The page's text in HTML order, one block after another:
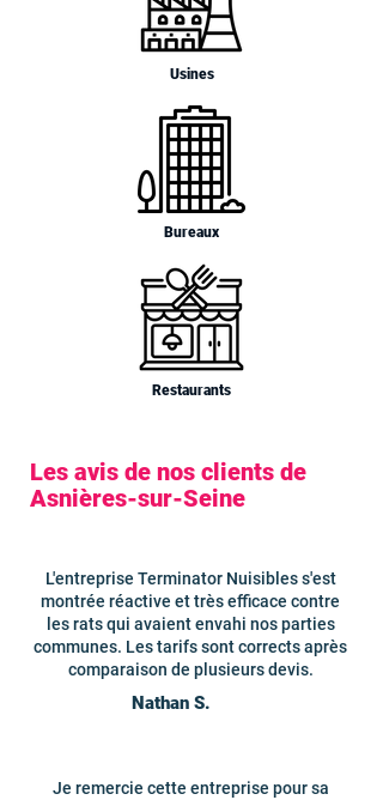
Usines
Bureaux
Restaurants
Les avis de nos clients de
Asnières-sur-Seine
L'entreprise Terminator Nuisibles s'est
montrée réactive et très efficace contre
les rats qui avaient envahi nos parties
communes. Les tarifs sont corrects après
comparaison de plusieurs devis.
Nathan S.
Je remercie cette entreprise pour sa